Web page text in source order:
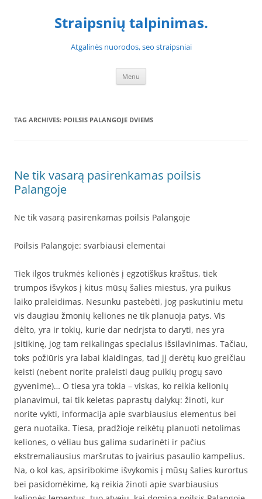
Straipsnių talpinimas.
Atgalinės nuorodos, seo straipsniai
Menu
TAG ARCHIVES: POILSIS PALANGOJE DVIEMS
Ne tik vasarą pasirenkamas poilsis
Palangoje
Ne tik vasarą pasirenkamas poilsis Palangoje
Poilsis Palangoje: svarbiausi elementai
Tiek ilgos trukmės kelionės į egzotiškus kraštus, tiek
trumpos išvykos į kitus mūsų šalies miestus, yra puikus
laiko praleidimas. Nesunku pastebėti, jog paskutiniu metu
vis daugiau žmonių keliones ne tik planuoja patys. Vis
dėlto, yra ir tokių, kurie dar nedrįsta to daryti, nes yra
įsitikinę, jog tam reikalingas specialus išsilavinimas. Tačiau,
toks požiūris yra labai klaidingas, tad jį derėtų kuo greičiau
keisti (nebent norite praleisti daug puikių progų savo
gyvenime)… O tiesa yra tokia – viskas, ko reikia kelionių
planavimui, tai tik keletas paprastų dalykų: žinoti, kur
norite vykti, informacija apie svarbiausius elementus bei
gera nuotaika. Tiesa, pradžioje reikėtų planuoti netolimas
keliones, o vėliau bus galima sudarinėti ir pačius
ekstremaliausius maršrutas to įvairius pasaulio kampelius.
Na, o kol kas, apsiribokime išvykomis į mūsų šalies kurortus
bei pasidomėkime, ką reikia žinoti apie svarbiausius